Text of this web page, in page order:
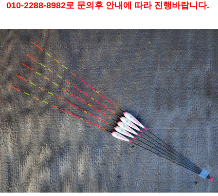
010-2288-8982로 문의후 안내에 따라 진행바랍니다.